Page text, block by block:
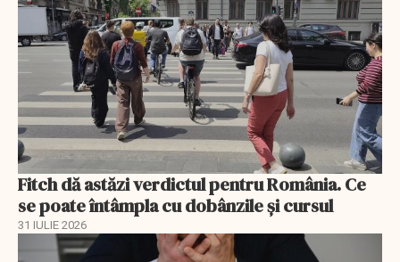
Fitch dă astăzi verdictul pentru România. Ce
se poate întâmpla cu dobânzile și cursul
31 IULIE 2026